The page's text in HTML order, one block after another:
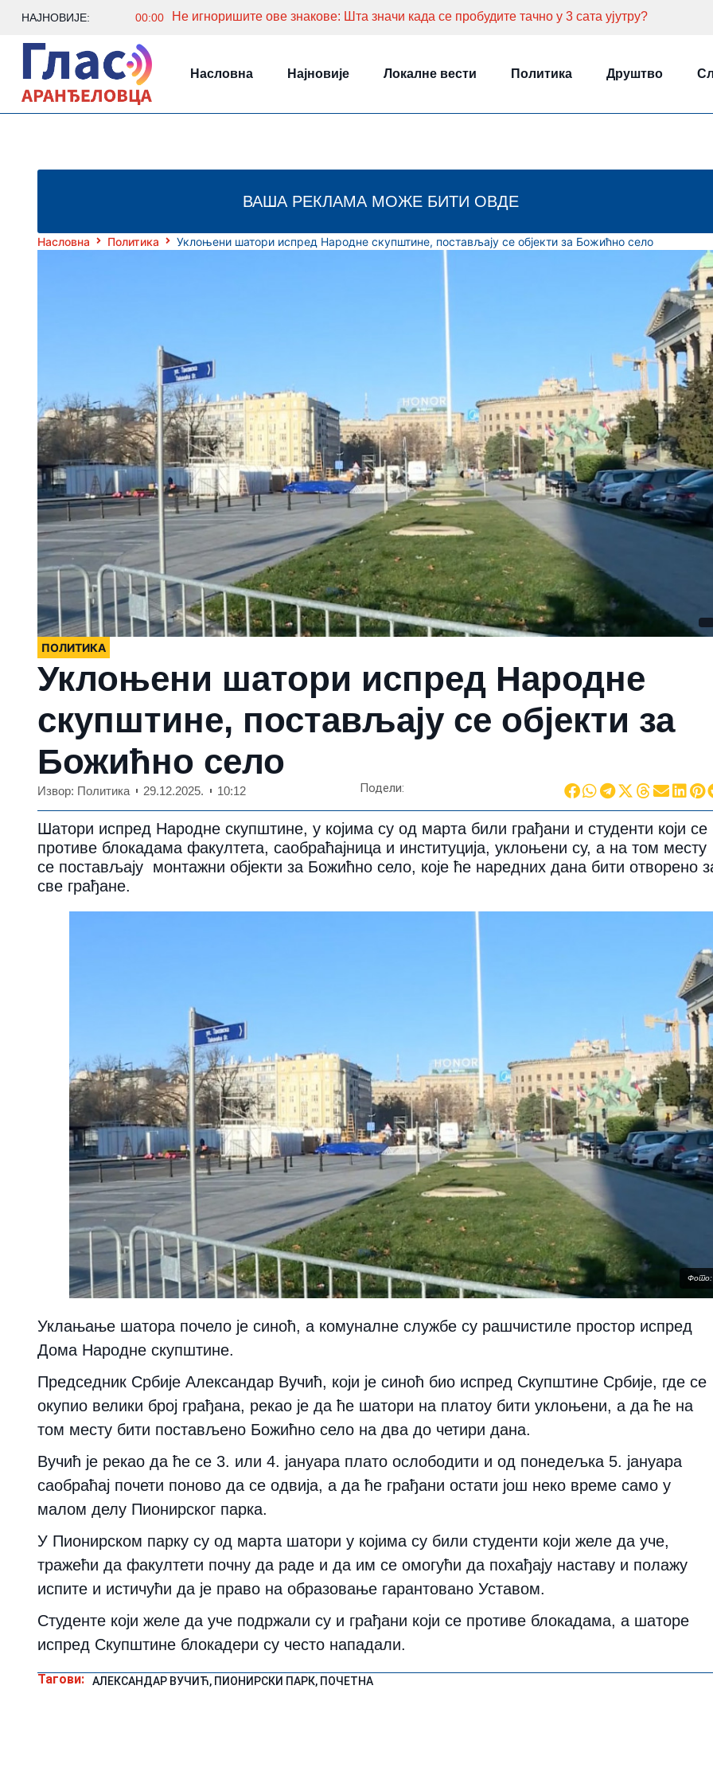
НАЈНОВИЈЕ: 00:00 Не игноришите ове знакове: Шта значи када се пробудите тачно у 3 сата ујутру?
Насловна Најновије Локалне вести Политика Друштво
ВАША РЕКЛАМА МОЖЕ БИТИ ОВДЕ
Насловна Политика Уклоњени шатори испред Народне скупштине, постављају се објекти за Божићно село
ПОЛИТИКА
Уклоњени шатори испред Народне
скупштине, постављају се објекти за
Божићно село
Извор: Политика 29.12.2025. 10:12 Подели:
Шатори испред Народне скупштине, у којима су од марта били грађани и студенти који се
противе блокадама факултета, саобраћајница и институција, уклоњени су, а на том месту
се постављају монтажни објекти за Божићно село, које ће наредних дана бити отворено
све грађане.
Фото:
Уклањање шатора почело је синоћ, а комуналне службе су рашчистиле простор испред
Дома Народне скупштине.
Председник Србије Александар Вучић, који је синоћ био испред Скупштине Србије, где се
окупио велики број грађана, рекао је да ће шатори на платоу бити уклоњени, а да ће на
том месту бити постављено Божићно село на два до четири дана.
Вучић је рекао да ће се 3. или 4. јануара плато ослободити и од понедељка 5. јануара
саобраћај почети поново да се одвија, а да ће грађани остати још неко време само у
малом делу Пионирског парка.
У Пионирском парку су од марта шатори у којима су били студенти који желе да уче,
тражећи да факултети почну да раде и да им се омогући да похађају наставу и полажу
испите и истичући да је право на образовање гарантовано Уставом.
Студенте који желе да уче подржали су и грађани који се противе блокадама, а шаторе
испред Скупштине блокадери су често нападали.
Тагови: АЛЕКСАНДАР ВУЧИЋ, ПИОНИРСКИ ПАРК, ПОЧЕТНА